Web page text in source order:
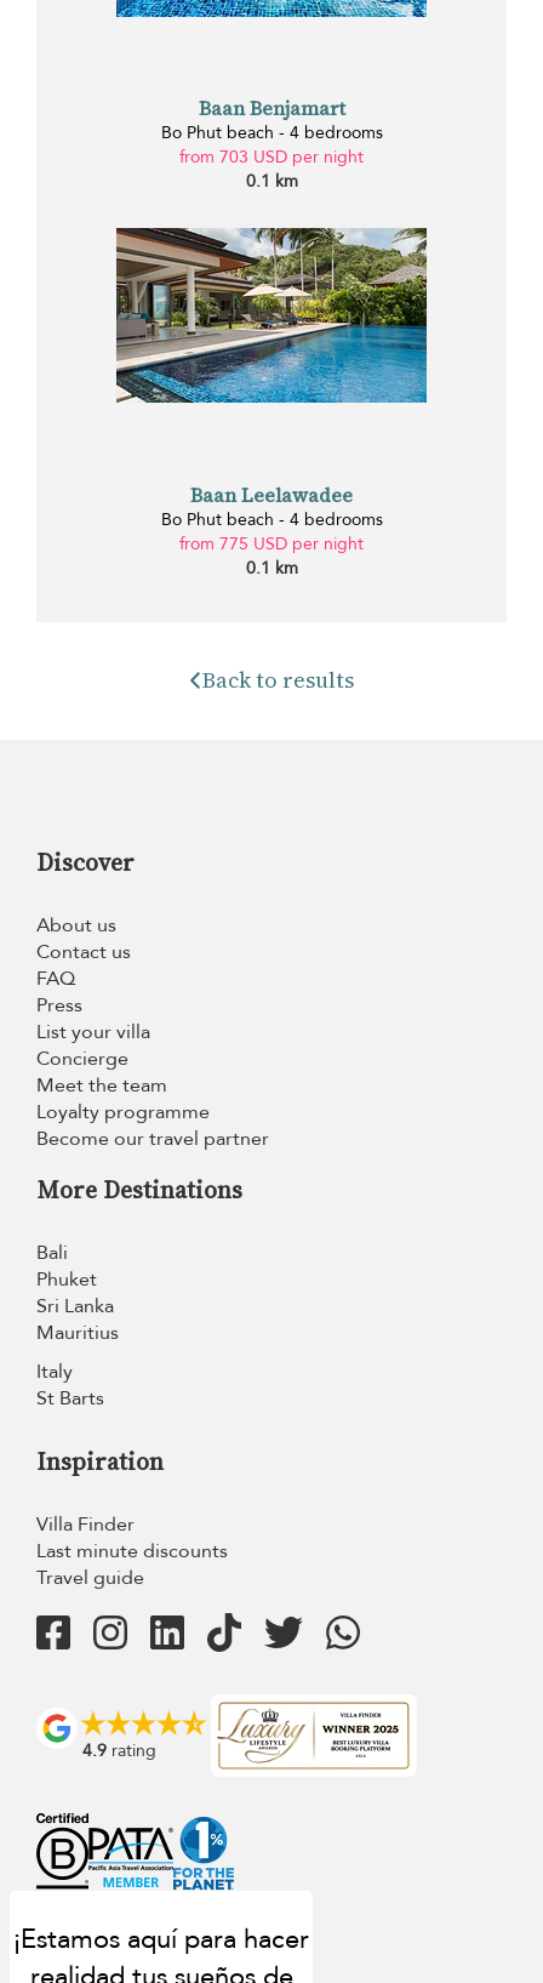
Baan Benjamart
Bo Phut beach - 4 bedrooms
from 703 USD per night
0.1 km
Baan Leelawadee
Bo Phut beach - 4 bedrooms
from 775 USD per night
0.1 km
Back to results
Discover
About us
Contact us
FAQ
Press
List your villa
Concierge
Meet the team
Loyalty programme
Become our travel partner
More Destinations
Bali
Phuket
Sri Lanka
Mauritius
Italy
St Barts
Inspiration
Villa Finder
Last minute discounts
Travel guide
4.9 rating